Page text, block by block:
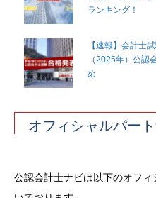
ランキング！
【速報】会計士
（2025年）公認
め
オフィシャルパー
公認会計士ナビは以下のオフ